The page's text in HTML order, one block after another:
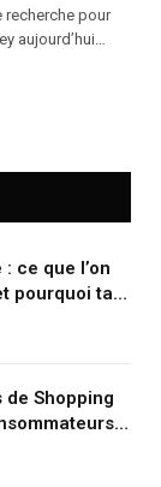
recherche pour
aujourd’hui…
ce que l’on
pourquoi tant
Shopping
Produits